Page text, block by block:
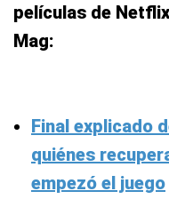
películas de
Mag:
Final explicado
quiénes
empezó el juego